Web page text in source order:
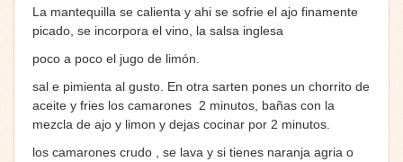
La mantequilla se calienta y ahi se sofrie el ajo finamente
picado, se incorpora el vino, la salsa inglesa
poco a poco el jugo de limón.
sal e pimienta al gusto. En otra sarten pones un chorrito de
aceite y fries los camarones 2 minutos, bañas con la
mezcla de ajo y limon y dejas cocinar por 2 minutos.
los camarones crudo , se lava y si tienes naranja agria o